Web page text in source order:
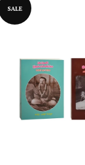
SALE